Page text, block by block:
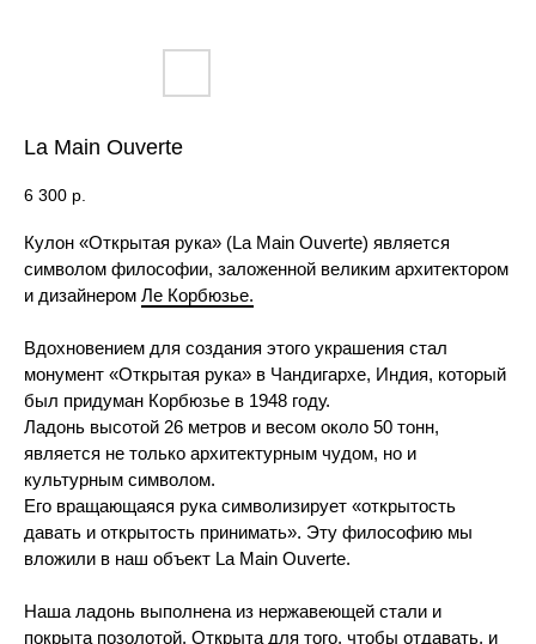
La Main Ouverte
6 300 р.
Кулон «Открытая рука» (La Main Ouverte) является
символом философии, заложенной великим архитектором
и дизайнером Ле Корбюзье.
Вдохновением для создания этого украшения стал
монумент «Открытая рука» в Чандигархе, Индия, который
был придуман Корбюзье в 1948 году.
Ладонь высотой 26 метров и весом около 50 тонн,
является не только архитектурным чудом, но и
культурным символом.
Его вращающаяся рука символизирует «открытость
давать и открытость принимать». Эту философию мы
вложили в наш объект La Main Ouverte.
Наша ладонь выполнена из нержавеющей стали и
покрыта позолотой. Открыта для того, чтобы отдавать, и